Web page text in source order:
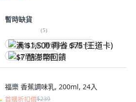
暫時缺貨
(5)
满 $1,500 再省 $75 (王道卡)
$7 酷澎幣回饋
福樂 香蕉調味乳, 200ml, 24入
首購折扣價$239